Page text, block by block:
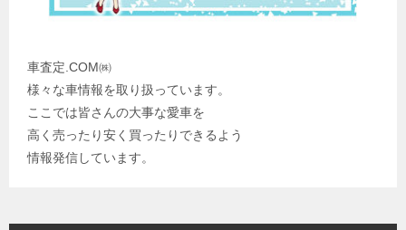
車査定.COM㈱
様々な車情報を取り扱っています。
ここでは皆さんの大事な愛車を
高く売ったり安く買ったりできるよう
情報発信しています。